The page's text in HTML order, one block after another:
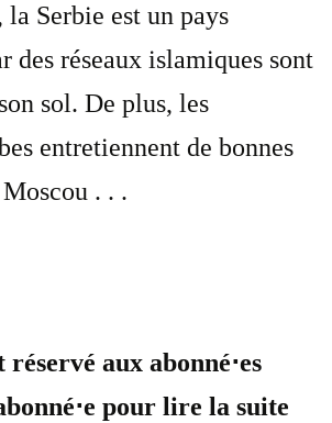
Serbie est un pays
des réseaux islamiques sont
sol. De plus, les
entretiennent de bonnes
. . .
aux abonné⋅es
pour lire la suite